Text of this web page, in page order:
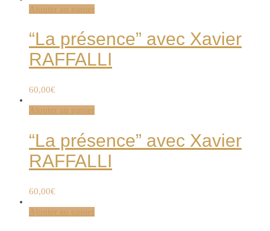
Ajouter au panier
“La présence” avec Xavier
RAFFALLI
60,00€
Ajouter au panier
“La présence” avec Xavier
RAFFALLI
60,00€
Ajouter au panier